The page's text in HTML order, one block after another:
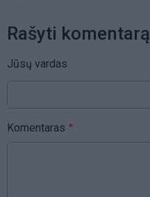
Rašyti komentarą
Jūsų vardas
Komentaras